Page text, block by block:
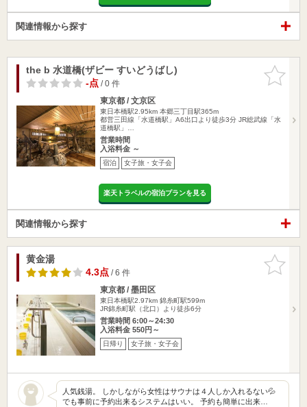
関連情報から探す
お気に入
りに追加
the b 水道橋(ザビー すいどうばし)
-点/ 0 件
東京都 / 文京区
東日本橋駅2.95km 本郷三丁目駅365m
都営三田線「水道橋駅」A6出口より徒歩3分 JR総武線「水
道橋駅」…
営業時間
入浴料金 ～
宿泊 女子旅・女子会
楽天トラベルの宿泊プランを見る
関連情報から探す
お気に入
りに追加
黄金湯
4.3点/ 6 件
東京都 / 墨田区
東日本橋駅2.97km 錦糸町駅599m
JR錦糸町駅（北口）より徒歩6分
営業時間 6:00～24:30
入浴料金 550円～
日帰り 女子旅・女子会
人気銭湯。 しかしながら女性はサウナは４人しか入れるない💦
でも事前に予約出来るシステムはいい。 予約も簡単に出来…